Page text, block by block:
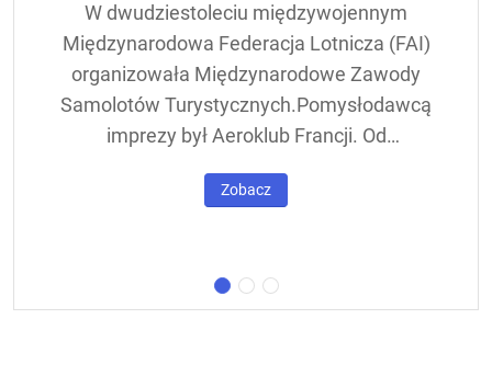
W dwudziestoleciu międzywojennym
Międzynarodowa Federacja Lotnicza (FAI)
organizowała Międzynarodowe Zawody
Samolotów Turystycznych.Pomysłodawcą
imprezy był Aeroklub Francji. Od
de Tourisme – zawody nazywane były w
trasie znajdowała się m.in. Warszawa.
Zobacz